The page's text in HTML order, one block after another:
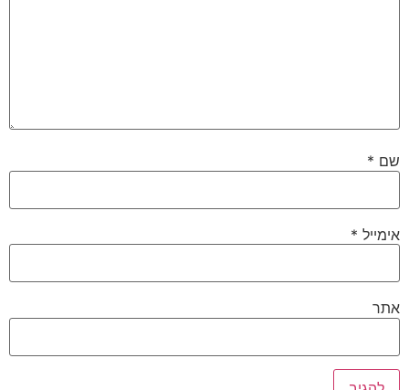
שם *
אימייל *
אתר